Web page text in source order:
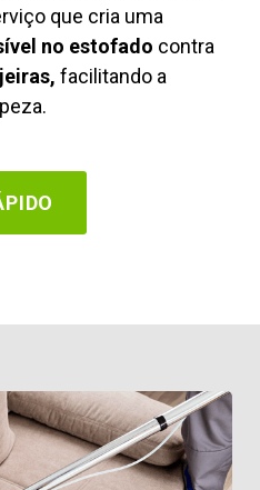
que cria uma
no estofado contra
facilitando a